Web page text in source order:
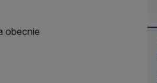
obecnie